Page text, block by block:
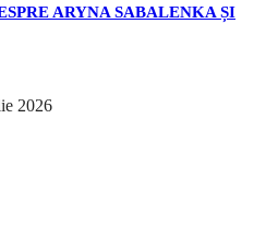
ARYNA SABALENKA ȘI
2026